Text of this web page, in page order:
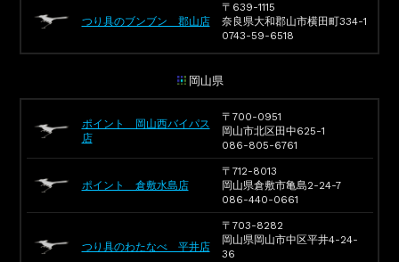
つり具のブンブン 郡山店
〒639-1115
奈良県大和郡山市横田町334-1
0743-59-6518
岡山県
ポイント 岡山西バイパス
店
〒700-0951
岡山市北区田中625-1
086-805-6761
ポイント 倉敷水島店
〒712-8013
岡山県倉敷市亀島2-24-7
086-440-0661
つり具のわたなべ 平井店
〒703-8282
岡山県岡山市中区平井4-24-
36